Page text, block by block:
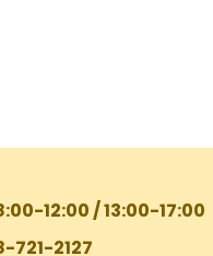
12:00 / 13:00-17:00
721-2127